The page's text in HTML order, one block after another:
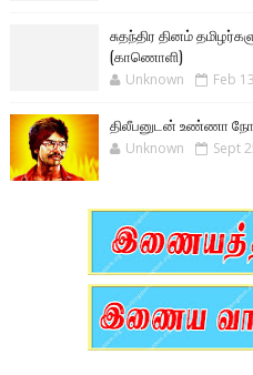
சுதந்திர தினம்
(காணொளி)
Unknown Feb
திலீபனுடன் உண்ணா
Unknown Sept